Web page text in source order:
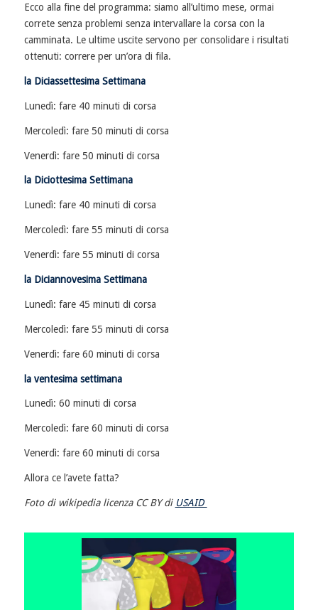
Ecco alla fine del programma: siamo all’ultimo mese, ormai
correte senza problemi senza intervallare la corsa con la
camminata. Le ultime uscite servono per consolidare i risultati
ottenuti: correre per un’ora di fila.
la Diciassettesima Settimana
Lunedì: fare 40 minuti di corsa
Mercoledì: fare 50 minuti di corsa
Venerdì: fare 50 minuti di corsa
la Diciottesima Settimana
Lunedì: fare 40 minuti di corsa
Mercoledì: fare 55 minuti di corsa
Venerdì: fare 55 minuti di corsa
la Diciannovesima Settimana
Lunedì: fare 45 minuti di corsa
Mercoledì: fare 55 minuti di corsa
Venerdì: fare 60 minuti di corsa
la ventesima settimana
Lunedì: 60 minuti di corsa
Mercoledì: fare 60 minuti di corsa
Venerdì: fare 60 minuti di corsa
Allora ce l’avete fatta?
Foto di wikipedia licenza CC BY di USAID